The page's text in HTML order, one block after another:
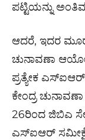
ಪಟ್ಟಿಯನ್ನು
ಆದರೆ, ಇದರ
ಚುನಾವಣಾ
ಪ್ರತ್ಯೇಕ
ಕೇಂದ್ರ
26ರಿಂದ ಜಿಬಿಎ
ಎಸ್‌ಐಆರ್